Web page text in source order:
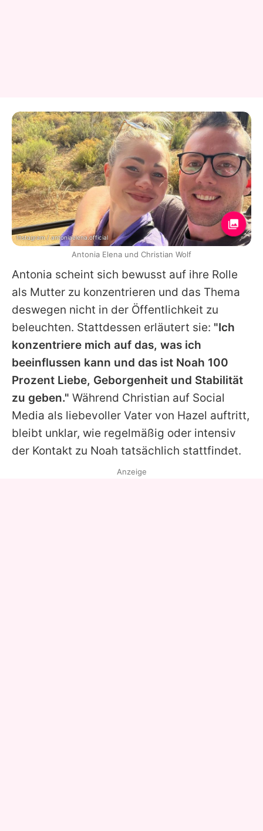
Antonia scheint sich bewusst auf ihre Rolle
als Mutter zu konzentrieren und das Thema
deswegen nicht in der Öffentlichkeit zu
beleuchten. Stattdessen erläutert sie: "Ich
konzentriere mich auf das, was ich
beeinflussen kann und das ist Noah 100
Prozent Liebe, Geborgenheit und Stabilität
zu geben." Während Christian auf Social
Media als liebevoller Vater von Hazel auftritt,
bleibt unklar, wie regelmäßig oder intensiv
der Kontakt zu Noah tatsächlich stattfindet.
Instagram / antoniaelena.official
Antonia Elena und Christian Wolf
Anzeige